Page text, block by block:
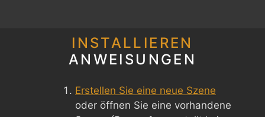
INSTALLIEREN
ANWEISUNGEN
Erstellen Sie eine neue Szene
oder öffnen Sie eine vorhandene